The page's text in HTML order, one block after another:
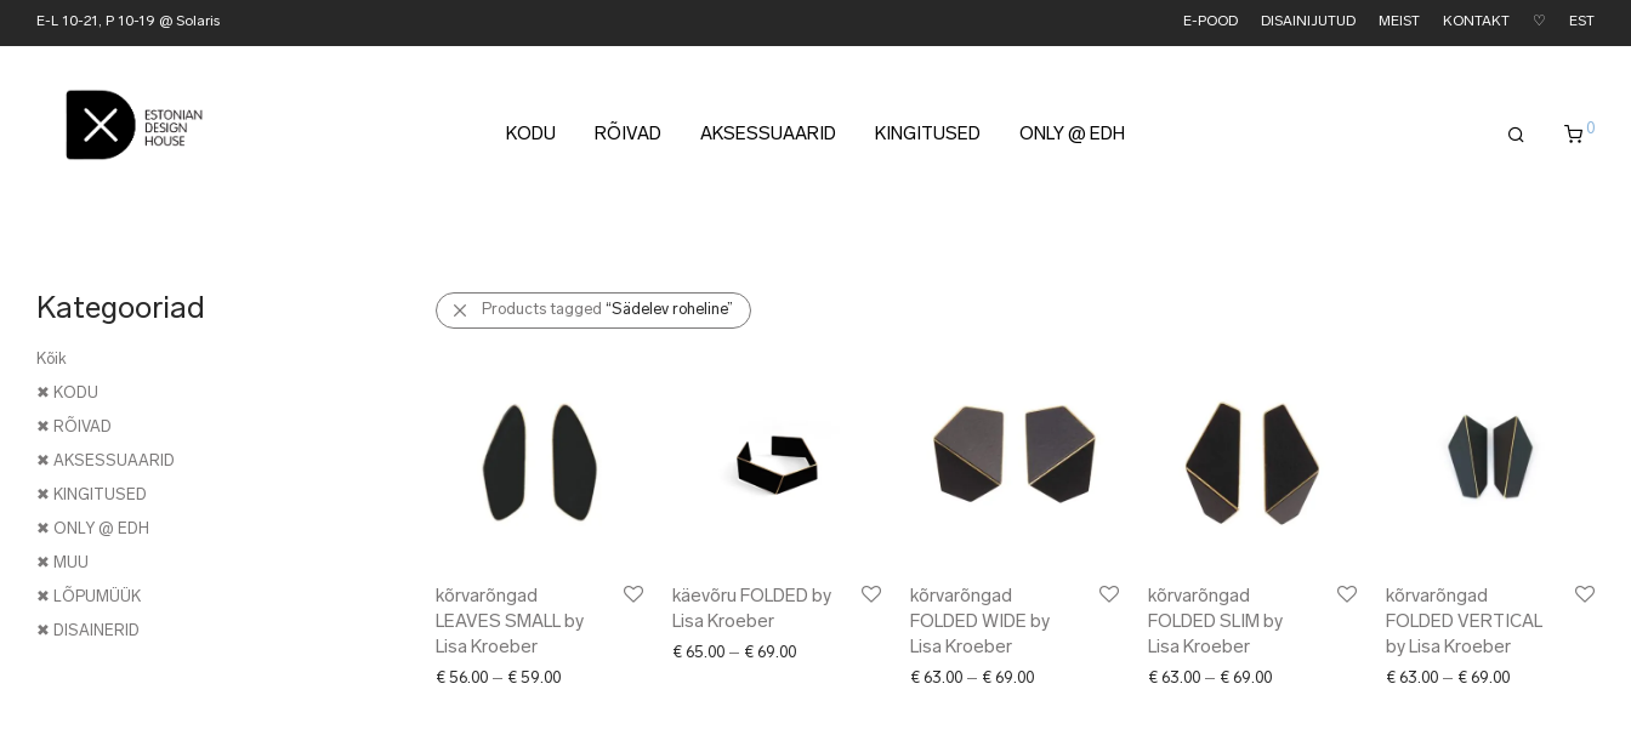
E-L 10-21, P 10-19 @ Solaris E-POOD DISAINIJUTUD MEIST KONTAKT ♡ EST
KODU RÕIVAD AKSESSUAARID KINGITUSED ONLY @ EDH 0
Kategooriad
Kõik
✖ KODU
✖ RÕIVAD
✖ AKSESSUAARID
✖ KINGITUSED
✖ ONLY @ EDH
✖ MUU
✖ LÕPUMÜÜK
✖ DISAINERID
Products tagged “Sädelev roheline”
kõrvarõngad
LEAVES SMALL by
Lisa Kroeber
€56.00 – €59.00Price range: € 56.00 through € 59.00
käevõru FOLDED by
Lisa Kroeber
€ 65.00 – € 69.00Price range: € 65.00 through € 69.00
kõrvarõngad
FOLDED WIDE by
Lisa Kroeber
€ 63.00 – € 69.00Price range: € 63.00 through € 69.00
kõrvarõngad
FOLDED SLIM by
Lisa Kroeber
€ 63.00 – € 69.00Price range: € 63.00 through € 69.00
kõrvarõngad
FOLDED VERTICAL
by Lisa Kroeber
€ 63.00 – € 69.00Price range: €